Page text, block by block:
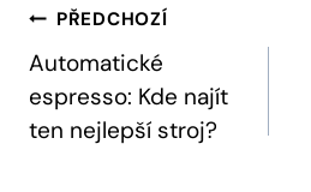
Navigace
Pro
Příspěvek
PŘEDCHOZÍ
Automatické
espresso: Kde najít
ten nejlepší stroj?